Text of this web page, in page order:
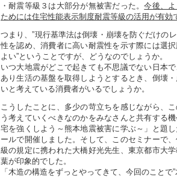
・耐震等級３は大部分が無被害だった。今後、
ためには住宅性能表示制度耐震等級の活用が有効
つまり、”現行基準法は倒壊・崩壊を防ぐだけの
性を認め、消費者に高い耐震性を示す際には選
よい”ということですが、どうなのでしょうか。
いつ大地震がどこで起きても不思議でない日本
あり生活の基盤を取得しようとするとき、倒壊
いと考えている消費者がいるでしょうか。
こうしたことに、多少の苛立ちを感じながら、
う考えていくべきなのかをみなさんと共有する
宅を強くしよう～熊本地震被害に学ぶ～」と題
ールで開催しました。そして、このセミナーで
級の規定に携われた大橋好光先生、東京都市大
葉が印象的でした。
「木造の構造をずっとやってきて、今回のことで